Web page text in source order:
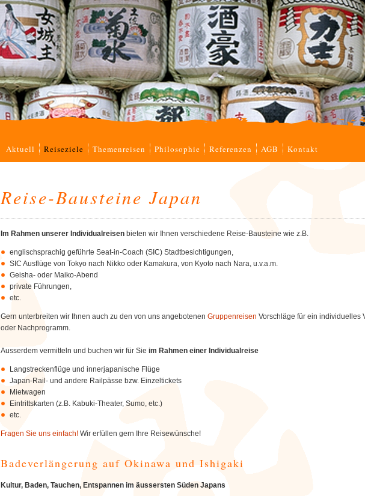
Navigation
Aktuell Reiseziele Themenreisen Philosophie Referenzen AGB Kontakt
Reise-Bausteine Japan
Im Rahmen unserer Individualreisen bieten wir Ihnen verschiedene Reise-Bausteine wie z.B.
englischsprachig geführte Seat-in-Coach (SIC) Stadtbesichtigungen,
SIC Ausflüge von Tokyo nach Nikko oder Kamakura, von Kyoto nach Nara, u.v.a.m.
Geisha- oder Maiko-Abend
private Führungen,
etc.
Gern unterbreiten wir Ihnen auch zu den von uns angebotenen Gruppenreisen Vorschläge für ein individuelles
oder Nachprogramm.
Ausserdem vermitteln und buchen wir für Sie im Rahmen einer Individualreise
Langstreckenflüge und innerjapanische Flüge
Japan-Rail- und andere Railpässe bzw. Einzeltickets
Mietwagen
Eintrittskarten (z.B. Kabuki-Theater, Sumo, etc.)
etc.
Fragen Sie uns einfach! Wir erfüllen gern Ihre Reisewünsche!
Badeverlängerung auf Okinawa und Ishigaki
Kultur, Baden, Tauchen, Entspannen im äussersten Süden Japans